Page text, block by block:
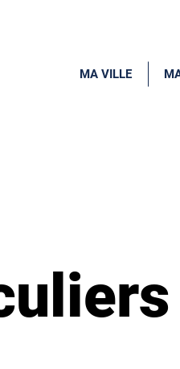
MA VILLE